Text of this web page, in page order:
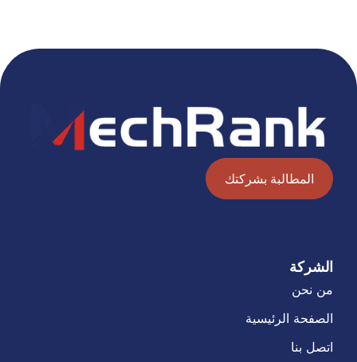
المطالبة بشركتك
الشركة
من نحن
الصفحة الرئيسية
اتصل بنا